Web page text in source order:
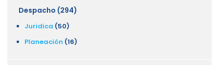
Despacho (294)
Juridica (50)
Planeación (16)